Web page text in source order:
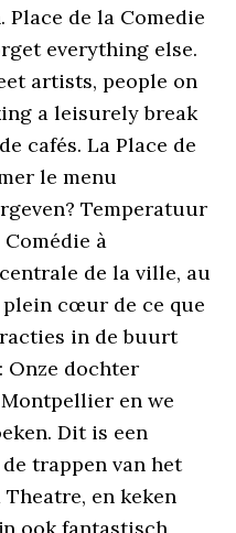
Place de la Comedie
everything else.
artists, people on
a leisurely break
cafés. La Place de
le menu
Temperatuur
Comédie à
de la ville, au
cœur de ce que
in de buurt
Onze dochter
en we
Dit is een
trappen van het
en keken